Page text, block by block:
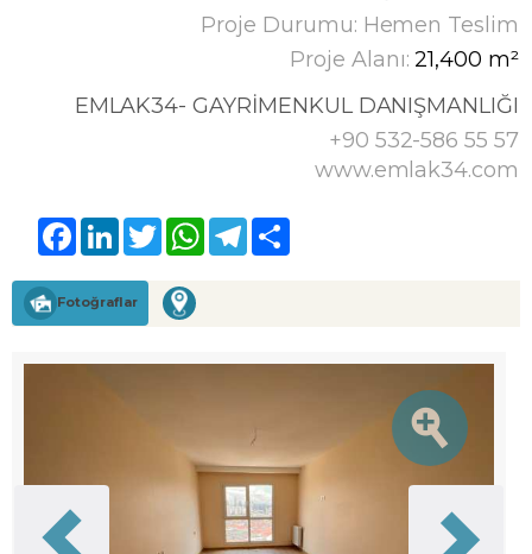
Proje Durumu: Hemen Teslim
Proje Alanı:21,400 m²
EMLAK34- GAYRIMENKUL DANIŞMANLIĞI
+90 532-586 55 57
www.emlak34.com
FacebookLinkedInTwitter WhatsAppTelegram
Fotoğraflar